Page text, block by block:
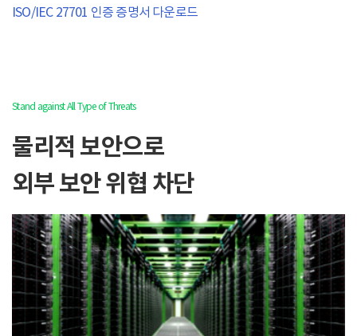
ISO/IEC 27701 인증 증명서 다운로드
Stand against All Type of Threats
물리적 보안으로
외부 보안 위협 차단